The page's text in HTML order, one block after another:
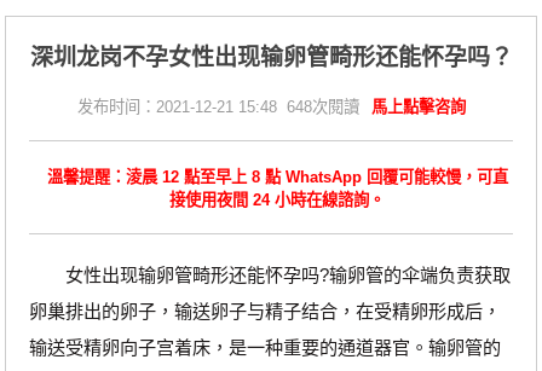
深圳龙岗不孕女性出现输卵管畸形还能怀孕吗？
发布时间：2021-12-21 15:48 648次閱讀 馬上點擊咨詢
溫馨提醒：淩晨 12 點至早上 8 點 WhatsApp 回覆可能較慢，可直
接使用夜間 24 小時在線諮詢。
女性出现输卵管畸形还能怀孕吗?输卵管的伞端负责获取
卵巢排出的卵子，输送卵子与精子结合，在受精卵形成后，
输送受精卵向子宫着床，是一种重要的通道器官。输卵管的